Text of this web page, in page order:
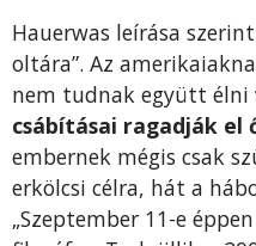
Hauerwas leírása
oltára”. Az
nem tudnak együtt élni
csábításai ragadják el
embernek mégis csak
erkölcsi célra, hát a
„Szeptember 11-e